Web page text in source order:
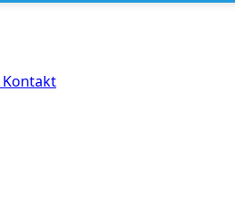
Kontakt